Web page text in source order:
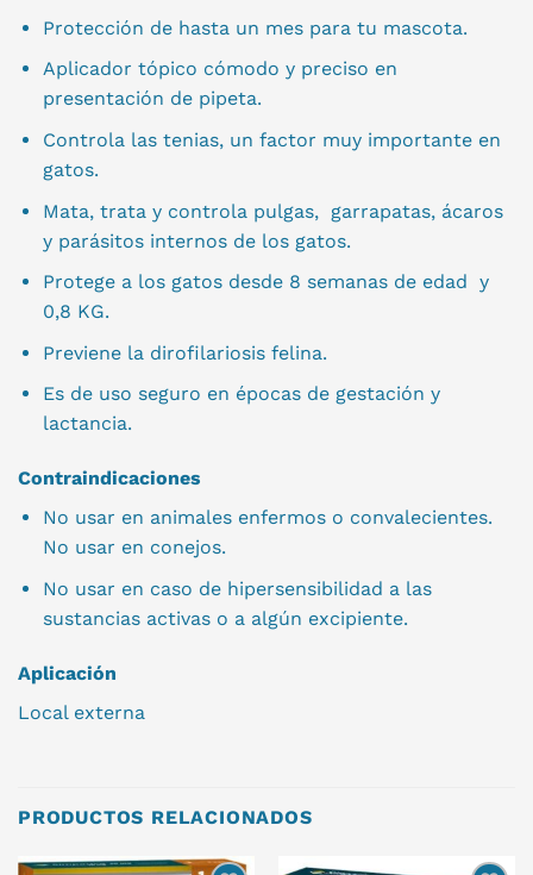
Protección de hasta un mes para tu mascota.
Aplicador tópico cómodo y preciso en
presentación de pipeta.
Controla las tenias, un factor muy importante en
gatos.
Mata, trata y controla pulgas, garrapatas, ácaros
y parásitos internos de los gatos.
Protege a los gatos desde 8 semanas de edad y
0,8 KG.
Previene la dirofilariosis felina.
Es de uso seguro en épocas de gestación y
lactancia.
Contraindicaciones
No usar en animales enfermos o convalecientes.
No usar en conejos.
No usar en caso de hipersensibilidad a las
sustancias activas o a algún excipiente.
Aplicación
Local externa
PRODUCTOS RELACIONADOS